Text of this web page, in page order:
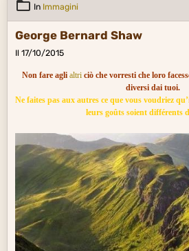
In Immagini
George Bernard Shaw
Il 17/10/2015
Non fare agli altriciò che vorresti che loro
diversi dai tuoi.
Ne faites pas aux autres ce que vous voudriez
leurs goûts soient différents